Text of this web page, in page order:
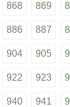
868 869
886 887
904 905
922 923
940 941